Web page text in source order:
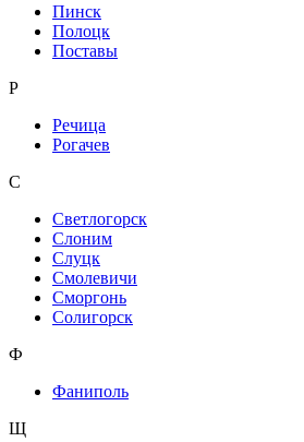
Пинск
Полоцк
Поставы
Р
Речица
Рогачев
С
Светлогорск
Слоним
Слуцк
Смолевичи
Сморгонь
Солигорск
Ф
Фаниполь
Щ